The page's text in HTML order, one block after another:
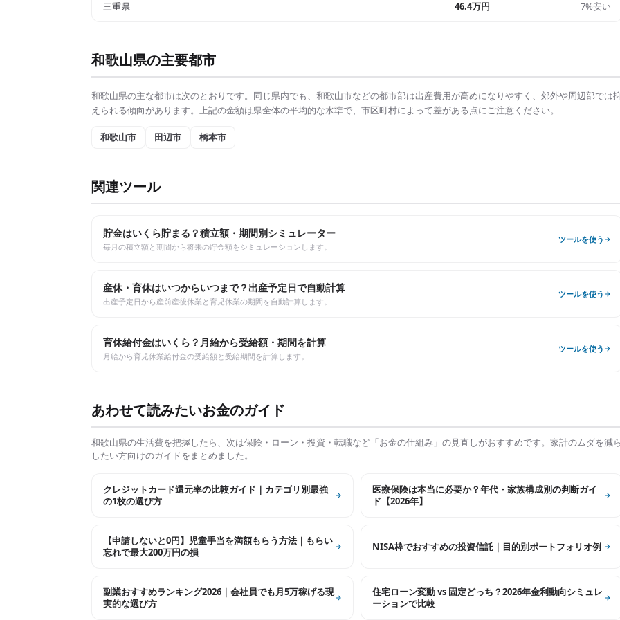
三重県 46.4万円 7%安い
和歌山県の主要都市
和歌山県の主な都市は次のとおりです。同じ県内でも、 和歌山市などの都市部は出産費用が高めになりやすく、郊外や周辺部では
えられる傾向があります。上記の金額は県全体の平均的な水準で、市区町村によって差がある点にご注意ください。
和歌山市 田辺市 橋本市
関連ツール
貯金はいくら貯まる？積立額・期間別シミュレーター
毎月の積立額と期間から将来の貯金額をシミュレーションします。
ツールを使う
産休・育休はいつからいつまで？出産予定日で自動計算
出産予定日から産前産後休業と育児休業の期間を自動計算します。
ツールを使う
育休給付金はいくら？月給から受給額・期間を計算
月給から育児休業給付金の受給額と受給期間を計算します。
ツールを使う
あわせて読みたいお金のガイド
和歌山県の生活費を把握したら、次は保険・ローン・投資・転職など「お金の仕組み」の見直しがおすすめです。家計のムダを減
したい方向けのガイドをまとめました。
クレジットカード還元率の比較ガイド｜カテゴリ別最強
の1枚の選び方
医療保険は本当に必要か？年代・家族構成別の判断ガイ
ド【2026年】
【申請しないと0円】児童手当を満額もらう方法｜もらい
忘れで最大200万円の損
NISA枠でおすすめの投資信託｜目的別ポートフォリオ例
副業おすすめランキング2026｜会社員でも月5万稼げる現
実的な選び方
住宅ローン変動 vs 固定どっち？2026年金利動向シミュレ
ーションで比較